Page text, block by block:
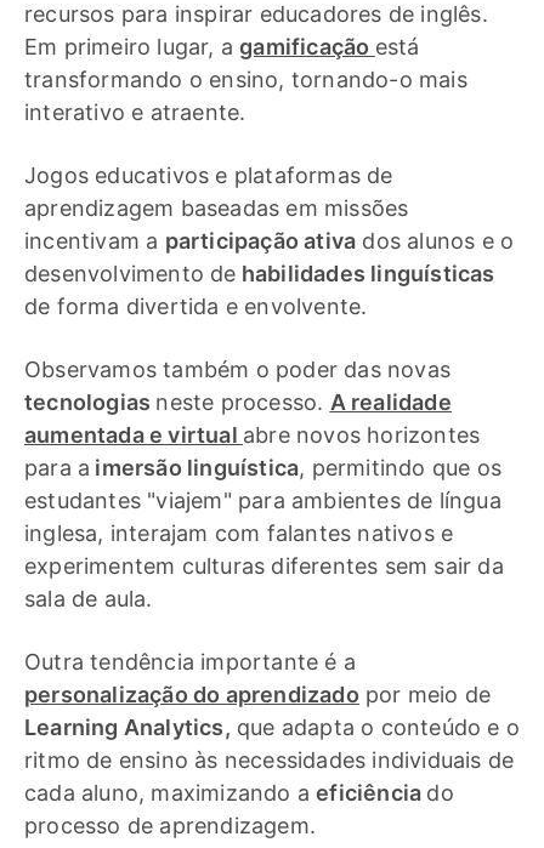
recursos para inspirar educadores de inglês.
Em primeiro lugar, agamificação está
transformando o ensino, tornando-o mais
interativo e atraente.
Jogos educativos e plataformas de
aprendizagem baseadas em missões
incentivam a participação ativa dos alunos e o
desenvolvimento de habilidades linguísticas
de forma divertida e envolvente.
Observamos também o poder das novas
tecnologias neste processo. A realidade
aumentada e virtual abre novos horizontes
para a imersão linguística, permitindo que os
estudantes "viajem" para ambientes de língua
inglesa, interajam com falantes nativos e
experimentem culturas diferentes sem sair da
sala de aula.
Outra tendência importante é a
personalização do aprendizado por meio de
Learning Analytics, que adapta o conteúdo e o
ritmo de ensino às necessidades individuais de
cada aluno, maximizando aeficiência do
processo de aprendizagem.